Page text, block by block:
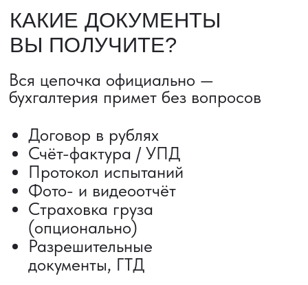
ВЫКУП ТОВАРОВ ИЗ КИТАЯ
Выкуп от 1 000 000 ₽
Выкуп с Alibaba
ДОСТАВКА ТОВАРОВ ИЗ КИТАЯ
Сроки от 5 дней
Авиадоставка
Сборный груз
Железнодорожные перевозки
Автогрузоперевозки
Контейнерные перевозки
Доставка образцов
Получить консультацию